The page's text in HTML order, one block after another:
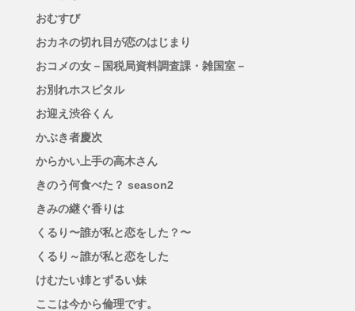
おむすび
おカネの切れ目が恋のはじまり
おコメの女－国税局資料調査課・雑国室－
お別れホスピタル
お迎え渋谷くん
かぶき者慶次
からかい上手の高木さん
きのう何食べた？ season2
きみの継ぐ香りは
くるり〜誰が私と恋をした？〜
くるり～誰が私と恋をした
けむたい姉とずるい妹
ここは今から倫理です。